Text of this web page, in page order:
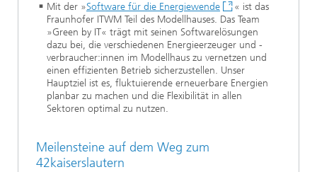
Mit der »Software für die Energiewende
« ist das
Fraunhofer ITWM Teil des Modellhauses. Das Team
»Green by IT« trägt mit seinen Softwarelösungen
dazu bei, die verschiedenen Energieerzeuger und -
verbraucher:innen im Modellhaus zu vernetzen und
einen effizienten Betrieb sicherzustellen. Unser
Hauptziel ist es, fluktuierende erneuerbare Energien
planbar zu machen und die Flexibilität in allen
Sektoren optimal zu nutzen.
Meilensteine auf dem Weg zum
42kaiserslautern